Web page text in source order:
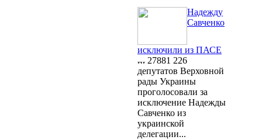
Надежду
Савченко
исключили из ПАСЕ
27881 226
депутатов Верховной
рады Украины
проголосовали за
исключение Надежды
Савченко из
украинской
делегации...